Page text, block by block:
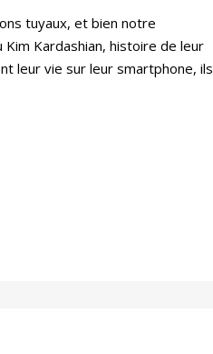
tuyaux, et bien notre
Kim Kardashian, histoire de leur
leur vie sur leur smartphone, ils